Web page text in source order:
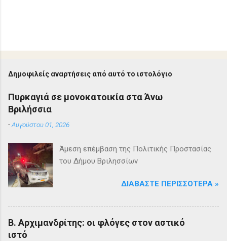
Δημοφιλείς αναρτήσεις από αυτό το ιστολόγιο
Πυρκαγιά σε μονοκατοικία στα Άνω
Βριλήσσια
-Αυγούστου 01, 2026
Άμεση επέμβαση της Πολιτικής Προστασίας
του Δήμου Βριλησσίων
ΔΙΑΒΆΣΤΕ ΠΕΡΙΣΣΌΤΕΡΑ »
Β. Αρχιμανδρίτης: οι φλόγες στον αστικό
ιστό